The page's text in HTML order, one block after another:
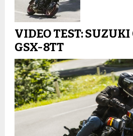
VIDEO TEST: SUZUKI
GSX-8TT